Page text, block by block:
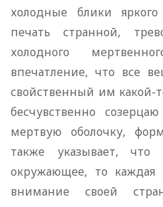
холодные блики
печать странной,
холодного
впечатление, что все
свойственный им какой-
бесчувственно
мертвую оболочку,
также указывает,
окружающее, то каждая
внимание своей